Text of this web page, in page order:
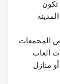
تكون
المجمعات
ألعاب
منازل